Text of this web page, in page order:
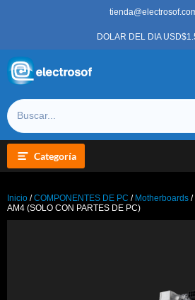
DOLAR DEL DIA
Categoría
Inicio /COMPONENTES DE PC / Motherboards /
AM4 (SOLO CON PARTES DE PC)